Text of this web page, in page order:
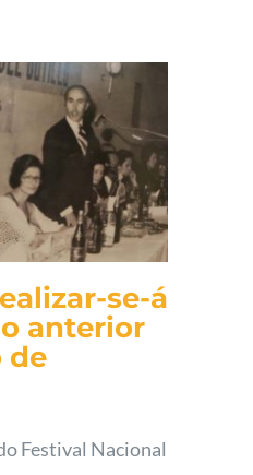
se-á
anterior
de
Festival Nacional